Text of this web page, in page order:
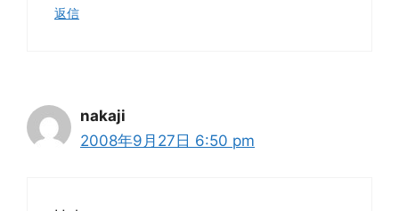
返信
nakaji
2008年9月27日 6:50 pm